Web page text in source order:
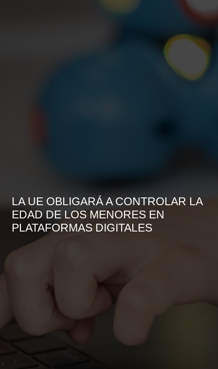
LA UE OBLIGARÁ A CONTROLAR LA
EDAD DE LOS MENORES EN
PLATAFORMAS DIGITALES